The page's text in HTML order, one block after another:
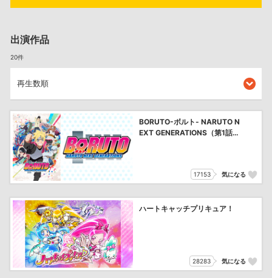
出演作品
20件
BORUTO-ボルト- NARUTO N
EXT GENERATIONS（第1話～
17153 気になる
ハートキャッチプリキュア！
28283 気になる